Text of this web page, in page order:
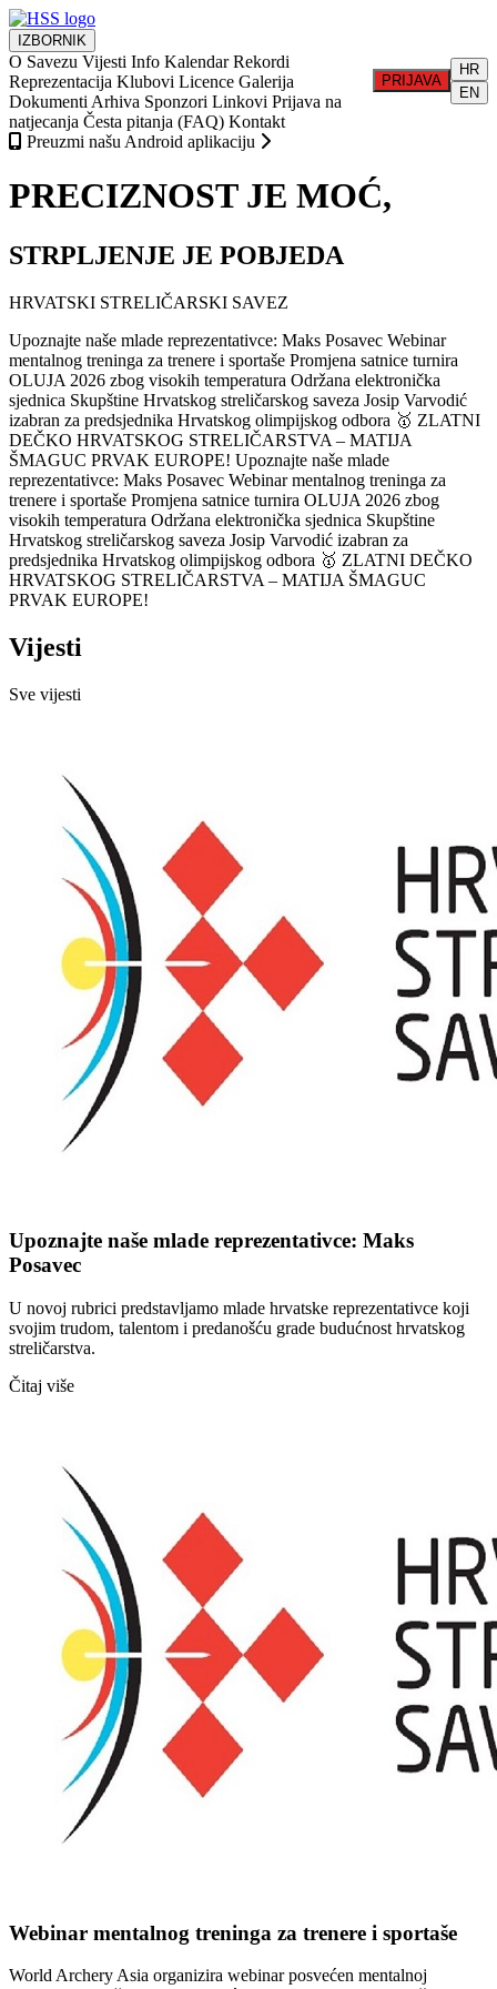
IZBORNIK
O Savezu Vijesti Info Kalendar Rekordi
Reprezentacija Klubovi Licence Galerija
Dokumenti Arhiva Sponzori Linkovi Prijava na
natjecanja Česta pitanja (FAQ) Kontakt
PRIJAVA
HR
EN
Preuzmi našu Android aplikaciju
PRECIZNOST JE MOĆ,
STRPLJENJE JE POBJEDA
HRVATSKI STRELIČARSKI SAVEZ
Upoznajte naše mlade reprezentativce: Maks Posavec Webinar
mentalnog treninga za trenere i sportaše Promjena satnice turnira
OLUJA 2026 zbog visokih temperatura Održana elektronička
sjednica Skupštine Hrvatskog streličarskog saveza Josip Varvodić
izabran za predsjednika Hrvatskog olimpijskog odbora 🥇 ZLATNI
DEČKO HRVATSKOG STRELIČARSTVA – MATIJA
ŠMAGUC PRVAK EUROPE! Upoznajte naše mlade
reprezentativce: Maks Posavec Webinar mentalnog treninga za
trenere i sportaše Promjena satnice turnira OLUJA 2026 zbog
visokih temperatura Održana elektronička sjednica Skupštine
Hrvatskog streličarskog saveza Josip Varvodić izabran za
predsjednika Hrvatskog olimpijskog odbora 🥇 ZLATNI DEČKO
HRVATSKOG STRELIČARSTVA – MATIJA ŠMAGUC
PRVAK EUROPE!
Vijesti
Sve vijesti
Upoznajte naše mlade reprezentativce: Maks
Posavec
U novoj rubrici predstavljamo mlade hrvatske reprezentativce koji
svojim trudom, talentom i predanošću grade budućnost hrvatskog
streličarstva.
Čitaj više
Webinar mentalnog treninga za trenere i sportaše
World Archery Asia organizira webinar posvećen mentalnoj